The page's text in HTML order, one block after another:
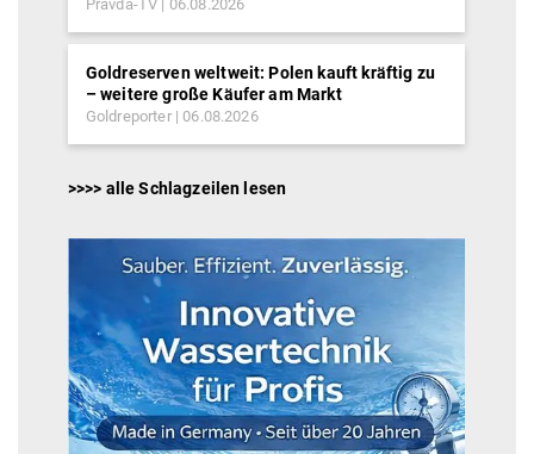
Pravda-TV 06.08.2026
Goldreserven weltweit: Polen kauft kräftig zu
– weitere große Käufer am Markt
Goldreporter 06.08.2026
>>>> alle Schlagzeilen lesen